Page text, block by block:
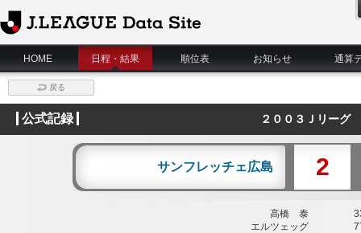
J.League Data Site
HOME
日程・結果 順位表 お知らせ 通算
戻る
公式記録 ２００３Ｊリーグ
サンフレッチェ広島 2
高橋 泰
エルツェッグ